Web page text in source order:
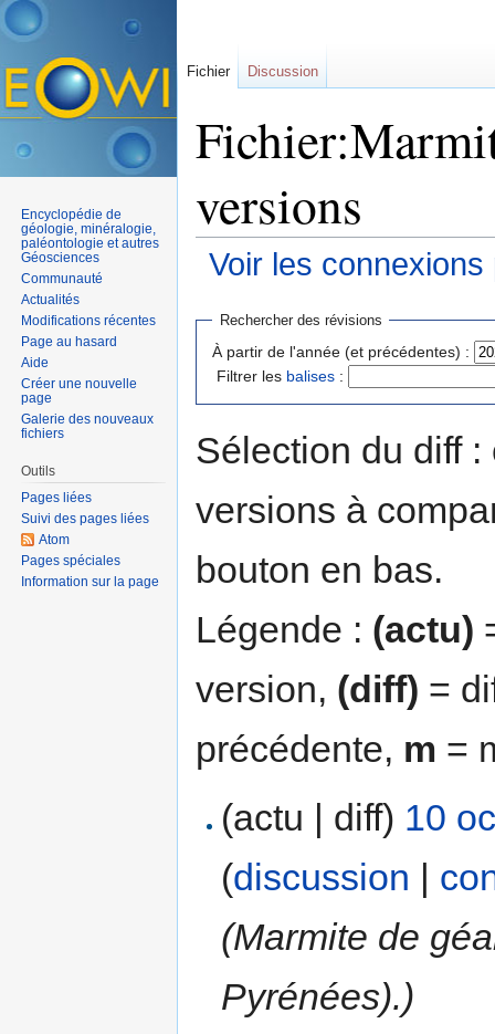
versions
Voir les
Rechercher des révisions
À partir de l'année (et précédentes) :
Filtrer les balises :
Sélection du diff
versions à
bouton en bas.
Légende : (actu)
version, (diff) =
précédente, m =
(actu | diff) 10
(discussion |
(Marmite de
Pyrénées).)
Fichier Discussion
Encyclopédie de
géologie, minéralogie,
paléontologie et autres
Géosciences
Communauté
Actualités
Modifications récentes
Page au hasard
Aide
Créer une nouvelle
page
Galerie des nouveaux
fichiers
Outils
Pages liées
Suivi des pages liées
Atom
Pages spéciales
Information sur la page